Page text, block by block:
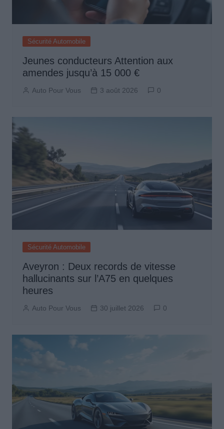
Sécurité Automobile
Jeunes conducteurs Attention aux
amendes jusqu’à 15 000 €
Auto Pour Vous 3 août 2026 0
Sécurité Automobile
Aveyron : Deux records de vitesse
hallucinants sur l’A75 en quelques
heures
Auto Pour Vous 30 juillet 2026 0